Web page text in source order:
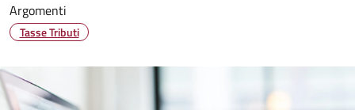
Argomenti
Tasse Tributi